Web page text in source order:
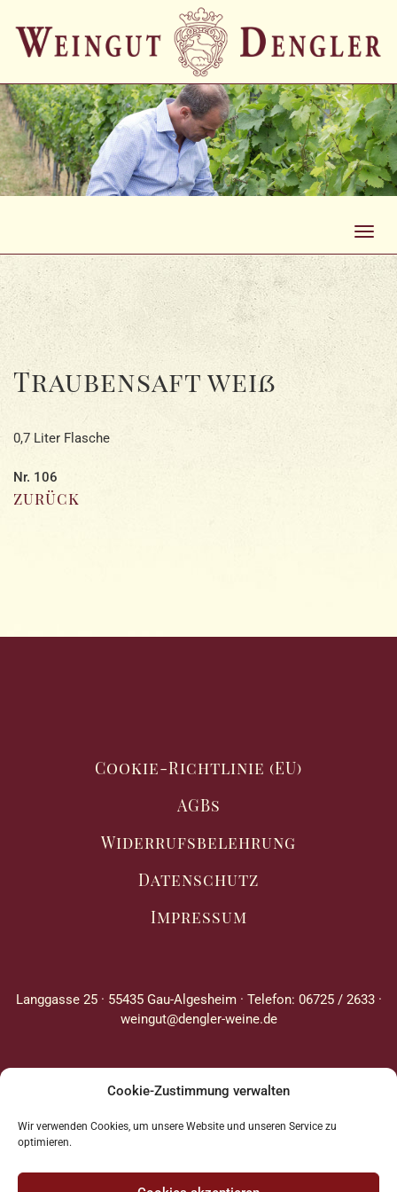
Cookie-Zustimmung verwalten
Wir verwenden Cookies, um unsere Website und unseren Service zu
optimieren.
Traubensaft weiß
0,7 Liter Flasche
Nr. 106
zurück
Cookie-Richtlinie (EU)
AGBs
Widerrufsbelehrung
Datenschutz
Impressum
Langgasse 25 · 55435 Gau-Algesheim · Telefon: 06725 / 2633 ·
weingut@dengler-weine.de